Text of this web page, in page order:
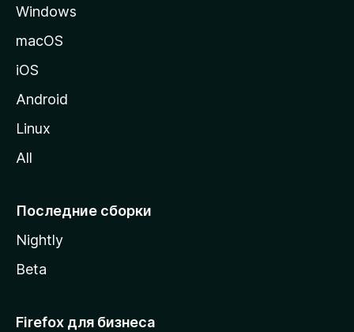
н
у
M
i
l
Windows
macOS
iOS
Android
Linux
All
Последние сборки
Nightly
Beta
Firefox для бизнеса